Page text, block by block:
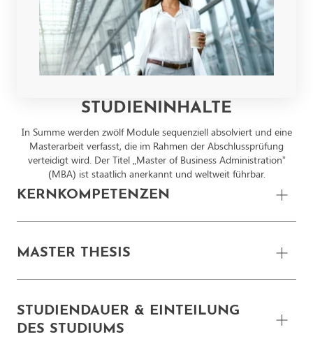
STUDIENINHALTE
In Summe werden zwölf Module sequenziell absolviert und eine
Masterarbeit verfasst, die im Rahmen der Abschlussprüfung
verteidigt wird. Der Titel „Master of Business Administration”
(MBA) ist staatlich anerkannt und weltweit führbar.
KERNKOMPETENZEN
DIGITAL BUSINESS UND AI
Qualitative und quantitative Methoden - 6 ECTS
MASTER THESIS
Master Thesis und Kolloquium -18 ECTS
STUDIENDAUER & EINTEILUNG
DES STUDIUMS